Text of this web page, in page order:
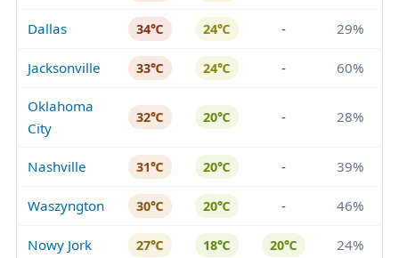
Dallas 34℃ 24℃ - 29%
Jacksonville 33℃ 24℃ - 60%
Oklahoma
City
32℃ 20℃ - 28%
Nashville 31℃ 20℃ - 39%
Waszyngton 30℃ 20℃ - 46%
Nowy Jork 27℃ 18℃ 20℃ 24%